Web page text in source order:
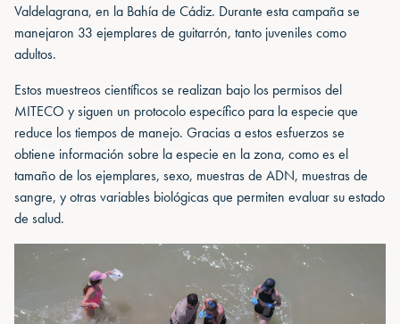
Valdelagrana, en la Bahía de Cádiz. Durante esta campaña se
manejaron 33 ejemplares de guitarrón, tanto juveniles como
adultos.
Estos muestreos científicos se realizan bajo los permisos del
MITECO y siguen un protocolo específico para la especie que
reduce los tiempos de manejo. Gracias a estos esfuerzos se
obtiene información sobre la especie en la zona, como es el
tamaño de los ejemplares, sexo, muestras de ADN, muestras de
sangre, y otras variables biológicas que permiten evaluar su estado
de salud.